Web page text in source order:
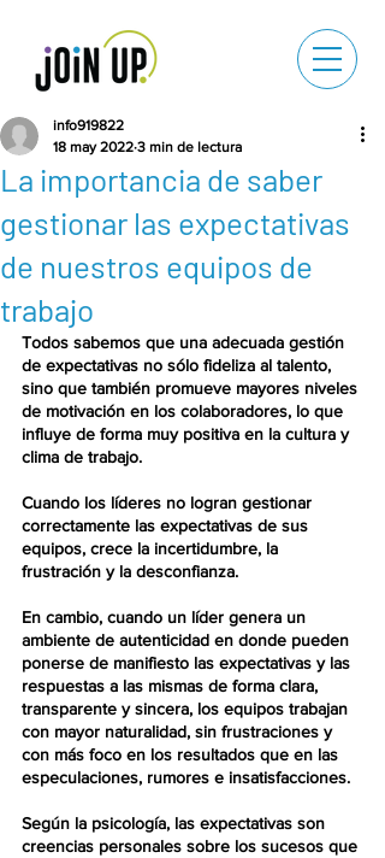
La importancia de saber
gestionar las expectativas
de nuestros equipos de
trabajo
info919822
18 may 2022 3 min de lectura
Todos sabemos que una adecuada gestión
de expectativas no sólo fideliza al talento,
sino que también promueve mayores niveles
de motivación en los colaboradores, lo que
influye de forma muy positiva en la cultura y
clima de trabajo.
Cuando los líderes no logran gestionar
correctamente las expectativas de sus
equipos, crece la incertidumbre, la
frustración y la desconfianza.
En cambio, cuando un líder genera un
ambiente de autenticidad en donde pueden
ponerse de manifiesto las expectativas y las
respuestas a las mismas de forma clara,
transparente y sincera, los equipos trabajan
con mayor naturalidad, sin frustraciones y
con más foco en los resultados que en las
especulaciones, rumores e insatisfacciones.
Según la psicología, las expectativas son
creencias personales sobre los sucesos que